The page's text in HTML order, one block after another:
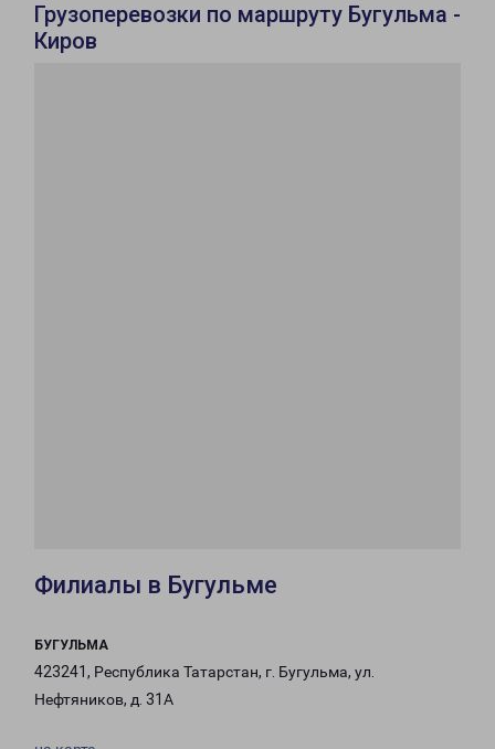
Грузоперевозки по маршруту Бугульма -
Киров
Филиалы в Бугульме
БУГУЛЬМА
423241, Республика Татарстан, г. Бугульма, ул.
Нефтяников, д. 31А